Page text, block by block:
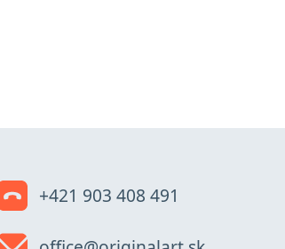
+421 903 408 491